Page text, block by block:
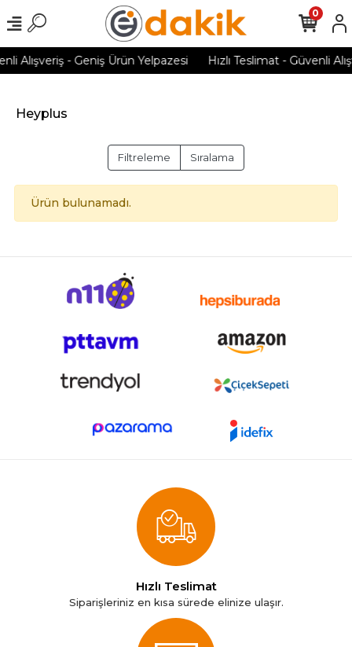
Alışveriş - Geniş Ürün Yelpazesi Hızlı Teslimat - Güvenli
0
Heyplus
Filtreleme Sıralama
Ürün bulunamadı.
Hızlı Teslimat
Siparişleriniz en kısa sürede elinize ulaşır.